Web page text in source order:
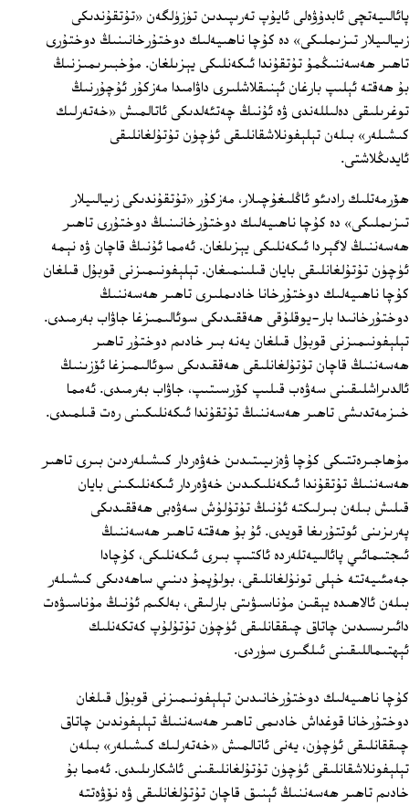
پائالىيەتچى ئابدۇۋەلى ئايۇپ تەرىپىدىن تۈزۈلگەن «تۇتقۇندىكى
زىيالىيلار تىزىملىكى» دە كۇچا ناھىيەلىك دوختۇرخانىنىڭ دوختۇرى
تاھىر ھەسەننىڭمۇ تۇتقۇندا ئىكەنلىكى يېزىلغان. مۇخبىرىمىزنىڭ
بۇ ھەقتە ئېلىپ بارغان ئېنىقلاشلىرى داۋامىدا مەزكۇر ئۇچۇرنىڭ
توغرىلىقى دەلىللەندى ۋە ئۇنىڭ چەتئەلدىكى ئاتالمىش «خەتەرلىك
كىشىلەر» بىلەن تېلېفونلاشقانلىقى ئۈچۈن تۇتۇلغانلىقى
ئايدىڭلاشتى.
ھۆرمەتلىك رادىئو ئاڭلىغۇچىلار، مەزكۇر «تۇتقۇندىكى زىيالىيلار
تىزىملىكى» دە كۇچا ناھىيەلىك دوختۇرخانىنىڭ دوختۇرى تاھىر
ھەسەننىڭ لاگېردا ئىكەنلىكى يېزىلغان. ئەمما ئۇنىڭ قاچان ۋە نېمە
ئۈچۈن تۇتۇلغانلىقى بايان قىلىنمىغان. تېلېفونىمىزنى قوبۇل قىلغان
كۇچا ناھىيەلىك دوختۇرخانا خادىملىرى تاھىر ھەسەننىڭ
دوختۇرخانىدا بار-يوقلۇقى ھەققىدىكى سوئالىمىزغا جاۋاب بەرمىدى.
تېلېفونىمىزنى قوبۇل قىلغان يەنە بىر خادىم دوختۇر تاھىر
ھەسەننىڭ قاچان تۇتۇلغانلىقى ھەققىدىكى سوئالىمىزغا ئۆزىنىڭ
ئالدىراشلىقىنى سەۋەب قىلىپ كۆرسىتىپ، جاۋاب بەرمىدى. ئەمما
خىزمەتدىشى تاھىر ھەسەننىڭ تۇتقۇندا ئىكەنلىكىنى رەت قىلمىدى.
مۇھاجىرەتتىكى كۇچا ۋەزىيىتىدىن خەۋەردار كىشىلەردىن بىرى تاھىر
ھەسەننىڭ تۇتقۇندا ئىكەنلىكىدىن خەۋەردار ئىكەنلىكىنى بايان
قىلىش بىلەن بىرلىكتە ئۇنىڭ تۇتۇلۇش سەۋەبى ھەققىدىكى
پەرىزىنى ئوتتۇرىغا قويدى. ئۇ بۇ ھەقتە تاھىر ھەسەننىڭ
ئىجتىمائىي پائالىيەتلەردە ئاكتىپ بىرى ئىكەنلىكى، كۇچادا
جەمئىيەتتە خېلى تونۇلغانلىقى، بولۇپمۇ دىنىي ساھەدىكى كىشىلەر
بىلەن ئالاھىدە يېقىن مۇناسىۋىتى بارلىقى، بەلكىم ئۇنىڭ مۇناسىۋەت
دائىرىسىدىن چاتاق چىققانلىقى ئۈچۈن تۇتۇلۇپ كەتكەنلىك
ئېھتىماللىقىنى ئىلگىرى سۈردى.
كۇچا ناھىيەلىك دوختۇرخانىدىن تېلېفونىمىزنى قوبۇل قىلغان
دوختۇرخانا قوغداش خادىمى تاھىر ھەسەننىڭ تېلېفوندىن چاتاق
چىققانلىقى ئۈچۈن، يەنى ئاتالمىش «خەتەرلىك كىشىلەر» بىلەن
تېلېفونلاشقانلىقى ئۈچۈن تۇتۇلغانلىقىنى ئاشكارىلىدى. ئەمما بۇ
خادىم تاھىر ھەسەننىڭ ئېنىق قاچان تۇتۇلغانلىقى ۋە نۆۋەتتە